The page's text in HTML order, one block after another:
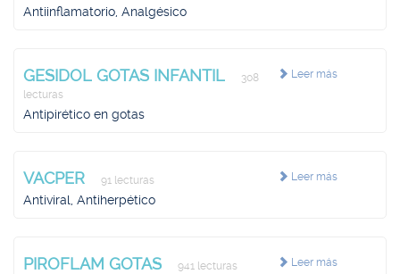
Antiinflamatorio, Analgésico
Leer más
GESIDOL GOTAS INFANTIL
308
lecturas
Antipirético en gotas
Leer más
VACPER 91 lecturas
Antiviral, Antiherpético
Leer más
PIROFLAM GOTAS 941 lecturas